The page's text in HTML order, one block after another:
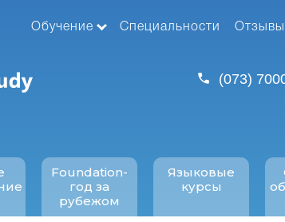
Обучение Специальности Отзывы
(073)
Foundation-
год за
рубежом
Языковые
курсы